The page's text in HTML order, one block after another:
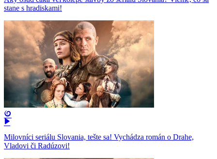
stane s hradiskami!
Milovníci seriálu Slovania, tešte sa! Vychádza román o Drahe,
Vladovi či Radúzovi!